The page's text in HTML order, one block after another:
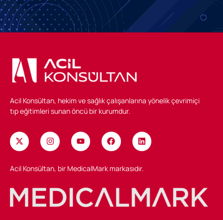
Acil Konsültan, hekim ve sağlık çalışanlarına yönelik çevrimiçi
tıp eğitimleri sunan öncü bir kurumdur.
Acil Konsültan, bir MedicalMark markasıdır.